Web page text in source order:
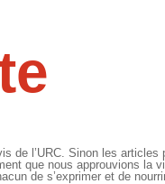
de l’URC. Sinon les
que nous approuvions la
de s’exprimer et de